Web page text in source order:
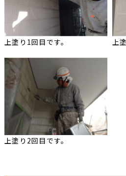
上塗り1回目です。 上
上塗り2回目です。